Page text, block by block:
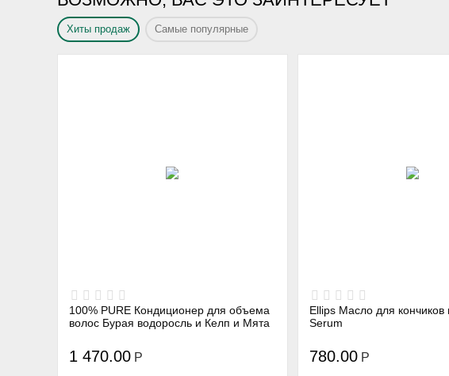
Хиты продаж Самые популярные
100% PURE Кондиционер для объема
волос Бурая водоросль и Келп и Мята
1 470.00 Р
Ellips Масло для кончиков
Serum
780.00 Р